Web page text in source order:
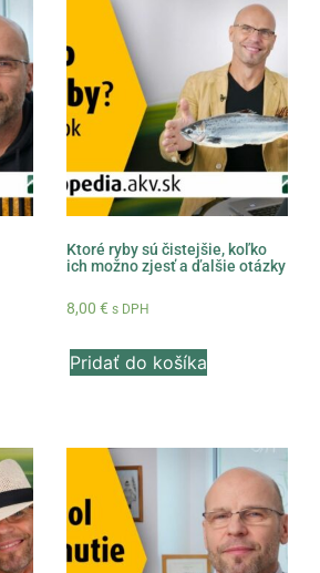
Ktoré ryby sú čistejšie, koľko
ich možno zjesť a ďalšie otázky
8,00 € s DPH
Pridať do košíka